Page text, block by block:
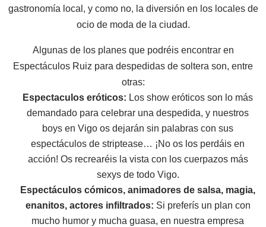
gastronomía local, y como no, la diversión en los locales de
ocio de moda de la ciudad.
Algunas de los planes que podréis encontrar en
Espectáculos Ruiz para despedidas de soltera son, entre
otras:
Espectaculos eróticos: Los show eróticos son lo más
demandado para celebrar una despedida, y nuestros
boys en Vigo os dejarán sin palabras con sus
espectáculos de striptease… ¡No os los perdáis en
acción! Os recrearéis la vista con los cuerpazos más
sexys de todo Vigo.
Espectáculos cómicos, animadores de salsa, magia,
enanitos, actores infiltrados: Si preferís un plan con
mucho humor y mucha guasa, en nuestra empresa